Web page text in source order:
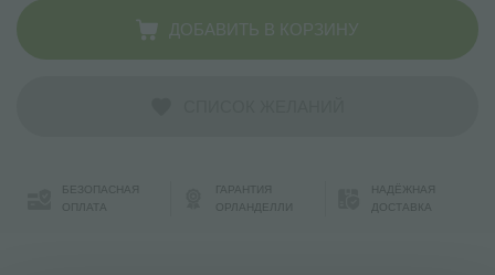
ДОБАВИТЬ В КОРЗИНУ
БЕЗОПАСНАЯ
ОПЛАТА
ГАРАНТИЯ
ОРЛАНДЕЛЛИ
НАДЁЖНАЯ
ДОСТАВКА